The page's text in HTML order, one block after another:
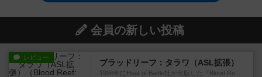
会員の新しい投稿
レビュー
ブラッドリーフ：タラワ（ASL拡張）
1996年にHeat of Battle社が出版した『Blood Re...